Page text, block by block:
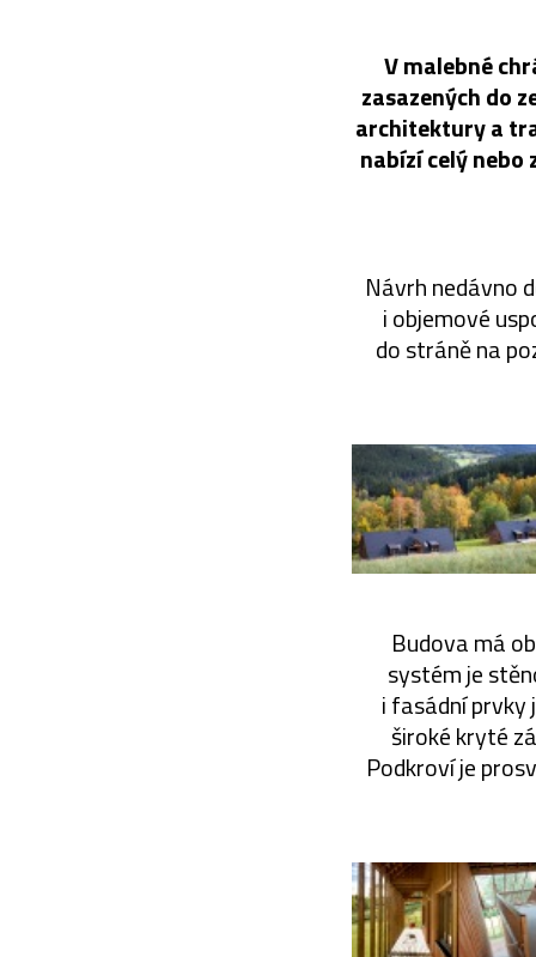
V malebné
zasazených do
architektury a
nabízí celý
Návrh nedávno
i objemové
do stráně na
Budova má
systém je
i fasádní prvky
široké kryté
Podkroví je